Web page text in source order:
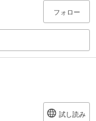
フォロー
試し読み